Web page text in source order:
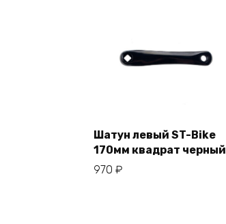
В корзину
Шатун левый ST-Bike
170мм квадрат черный
970 ₽